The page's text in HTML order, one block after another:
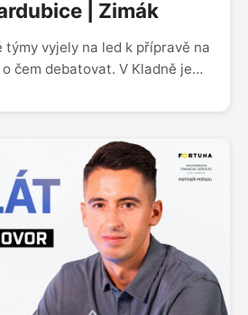
| Zimák
týmy vyjely na led k přípravě na
čem debatovat. V Kladně je
zejména Radek Duda,
Trochu pepře do
zbrojení (zejména
majitel Komety Libor
že milionové měsíční
Máme za to, že jsou, pokud…
do kabiny Dynama, kde se
centry. Což znamená, že
na obvyklou porci minut a